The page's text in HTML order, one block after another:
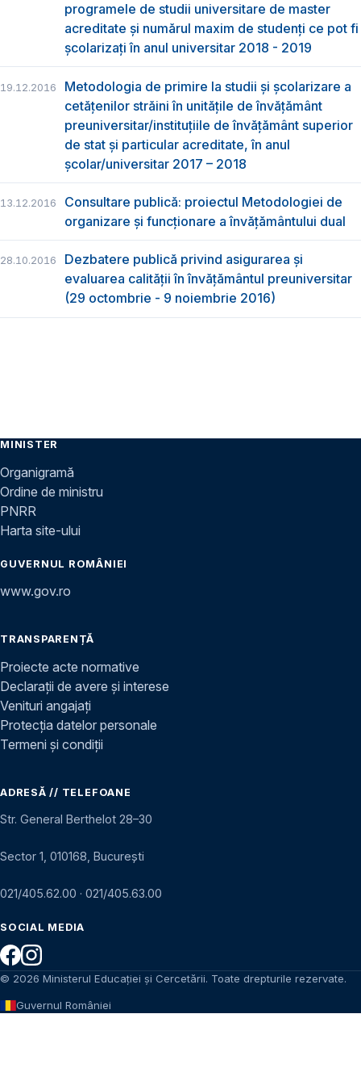
programele de studii universitare de master
acreditate şi numărul maxim de studenţi ce pot fi
şcolarizaţi în anul universitar 2018 - 2019
19.12.2016
Metodologia de primire la studii și școlarizare a
cetăţenilor străini în unitățile de învățământ
preuniversitar/instituțiile de învățământ superior
de stat și particular acreditate, în anul
școlar/universitar 2017 – 2018
13.12.2016
Consultare publică: proiectul Metodologiei de
organizare și funcționare a învățământului dual
28.10.2016
Dezbatere publică privind asigurarea și
evaluarea calității în învățământul preuniversitar
(29 octombrie - 9 noiembrie 2016)
MINISTER
Organigramă
Ordine de ministru
PNRR
Harta site-ului
GUVERNUL ROMÂNIEI
www.gov.ro
TRANSPARENȚĂ
Proiecte acte normative
Declarații de avere și interese
Venituri angajați
Protecția datelor personale
Termeni și condiții
ADRESĂ // TELEFOANE
Str. General Berthelot 28–30
Sector 1, 010168, București
021/405.62.00 · 021/405.63.00
SOCIAL MEDIA
© 2026 Ministerul Educației și Cercetării. Toate drepturile rezervate.
Guvernul României